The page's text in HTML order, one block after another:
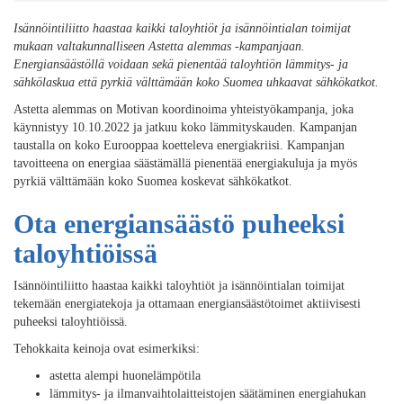
Isännöintiliitto haastaa kaikki taloyhtiöt ja isännöintialan toimijat
mukaan valtakunnalliseen Astetta alemmas -kampanjaan.
Energiansäästöllä voidaan sekä pienentää taloyhtiön lämmitys- ja
sähkölaskua että pyrkiä välttämään koko Suomea uhkaavat sähkökatkot.
Astetta alemmas on Motivan koordinoima yhteistyökampanja, joka
käynnistyy 10.10.2022 ja jatkuu koko lämmityskauden. Kampanjan
taustalla on koko Eurooppaa koetteleva energiakriisi. Kampanjan
tavoitteena on energiaa säästämällä pienentää energiakuluja ja myös
pyrkiä välttämään koko Suomea koskevat sähkökatkot.
Ota energiansäästö puheeksi
taloyhtiöissä
Isännöintiliitto haastaa kaikki taloyhtiöt ja isännöintialan toimijat
tekemään energiatekoja ja ottamaan energiansäästötoimet aktiivisesti
puheeksi taloyhtiöissä.
Tehokkaita keinoja ovat esimerkiksi:
astetta alempi huonelämpötila
lämmitys- ja ilmanvaihtolaitteistojen säätäminen energiahukan